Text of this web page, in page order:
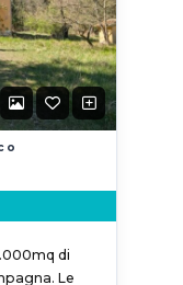
di
Le